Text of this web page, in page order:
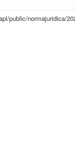
public/normajuridica/